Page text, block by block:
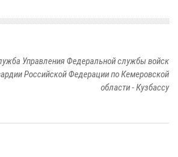
Управления Федеральной службы войск
Российской Федерации по Кемеровской
области - Кузбассу